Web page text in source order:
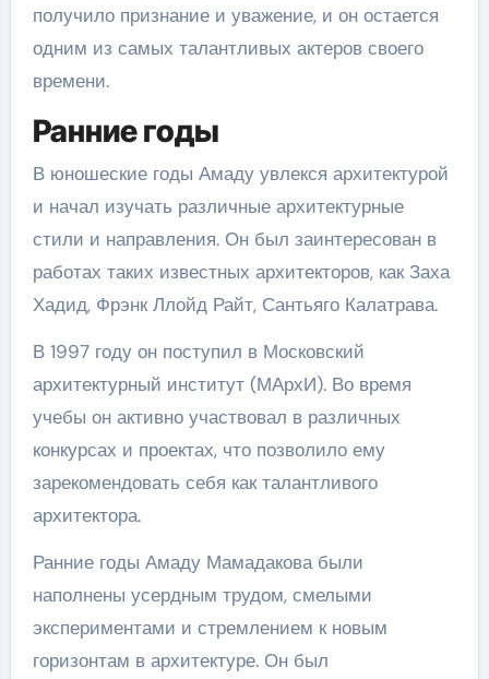
получило признание и уважение, и он остается
одним из самых талантливых актеров своего
времени.
Ранние годы
В юношеские годы Амаду увлекся архитектурой
и начал изучать различные архитектурные
стили и направления. Он был заинтересован в
работах таких известных архитекторов, как Заха
Хадид, Фрэнк Ллойд Райт, Сантьяго Калатрава.
В 1997 году он поступил в Московский
архитектурный институт (МАрхИ). Во время
учебы он активно участвовал в различных
конкурсах и проектах, что позволило ему
зарекомендовать себя как талантливого
архитектора.
Ранние годы Амаду Мамадакова были
наполнены усердным трудом, смелыми
экспериментами и стремлением к новым
горизонтам в архитектуре. Он был